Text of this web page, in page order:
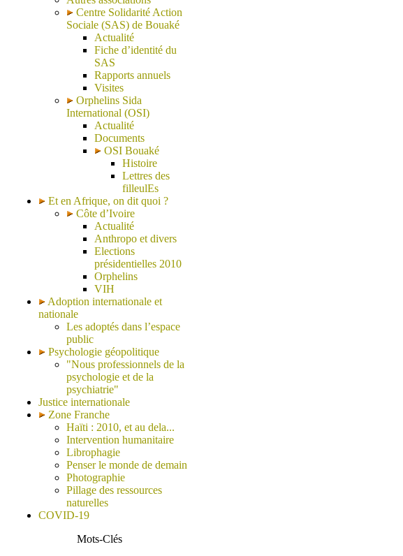
Centre Solidarité Action
Sociale (SAS) de Bouaké
Actualité
Fiche d’identité du
SAS
Rapports annuels
Visites
Orphelins Sida
International (OSI)
Actualité
Documents
OSI Bouaké
Histoire
Lettres des
filleulEs
Et en Afrique, on dit quoi ?
Côte d’Ivoire
Actualité
Anthropo et divers
Elections
présidentielles 2010
Orphelins
VIH
Adoption internationale et
nationale
Les adoptés dans l’espace
public
Psychologie géopolitique
"Nous professionnels de la
psychologie et de la
psychiatrie"
Justice internationale
Zone Franche
Haïti : 2010, et au dela...
Intervention humanitaire
Librophagie
Penser le monde de demain
Photographie
Pillage des ressources
naturelles
COVID-19
Mots-Clés